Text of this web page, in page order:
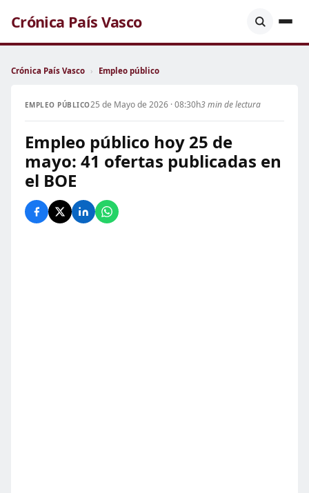
Crónica País Vasco
Crónica País Vasco › Empleo público
EMPLEO PÚBLICO25 de Mayo de 2026 · 08:30h3 min de lectura
Empleo público hoy 25 de
mayo: 41 ofertas publicadas en
el BOE